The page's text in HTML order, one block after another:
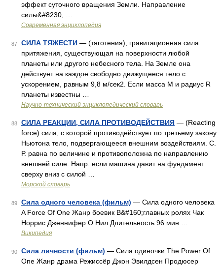
эффект суточного вращения Земли. Направление
силы&#8230; …
Современная энциклопедия
87 СИЛА ТЯЖЕСТИ — (тяготения), гравитационная сила
притяжения, существующая на поверхности любой
планеты или другого небесного тела. На Земле она
действует на каждое свободно движущееся тело с
ускорением, равным 9,8 м/сек2. Если масса М и радиус R
планеты известны …
Научно-технический энциклопедический словарь
88 СИЛА РЕАКЦИИ, СИЛА ПРОТИВОДЕЙСТВИЯ — (Reacting
force) сила, с которой противодействует по третьему закону
Ньютона тело, подвергающееся внешним воздействиям. С.
Р. равна по величине и противоположна по направлению
внешней силе. Напр. если машина давит на фундамент
сверху вниз с силой …
Морской словарь
89 Сила одного человека (фильм) — Сила одного человека
A Force Of One Жанр боевик В&#160;главных ролях Чак
Норрис Дженнифер О Нил Длительность 96 мин …
Википедия
90 Сила личности (фильм) — Сила одиночки The Power Of
One Жанр драма Режиссёр Джон Эвилдсен Продюсер